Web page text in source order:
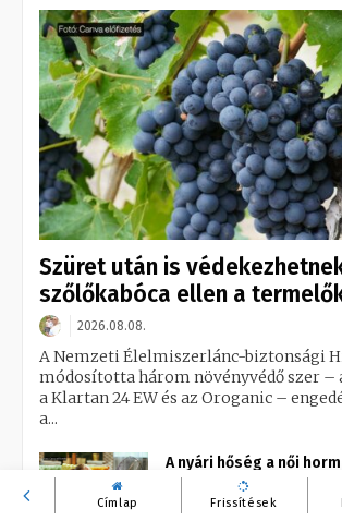
Címlap Frissítések
Szüret után is
szőlőkabóca ellen a
2026.08.08.
A Nemzeti Élelmiszerlánc-biztonsági
módosította három növényvédő szer –
a Klartan 24 EW és az Oroganic –
a...
A nyári hőség a női
is megterhelheti
2026.08.08.